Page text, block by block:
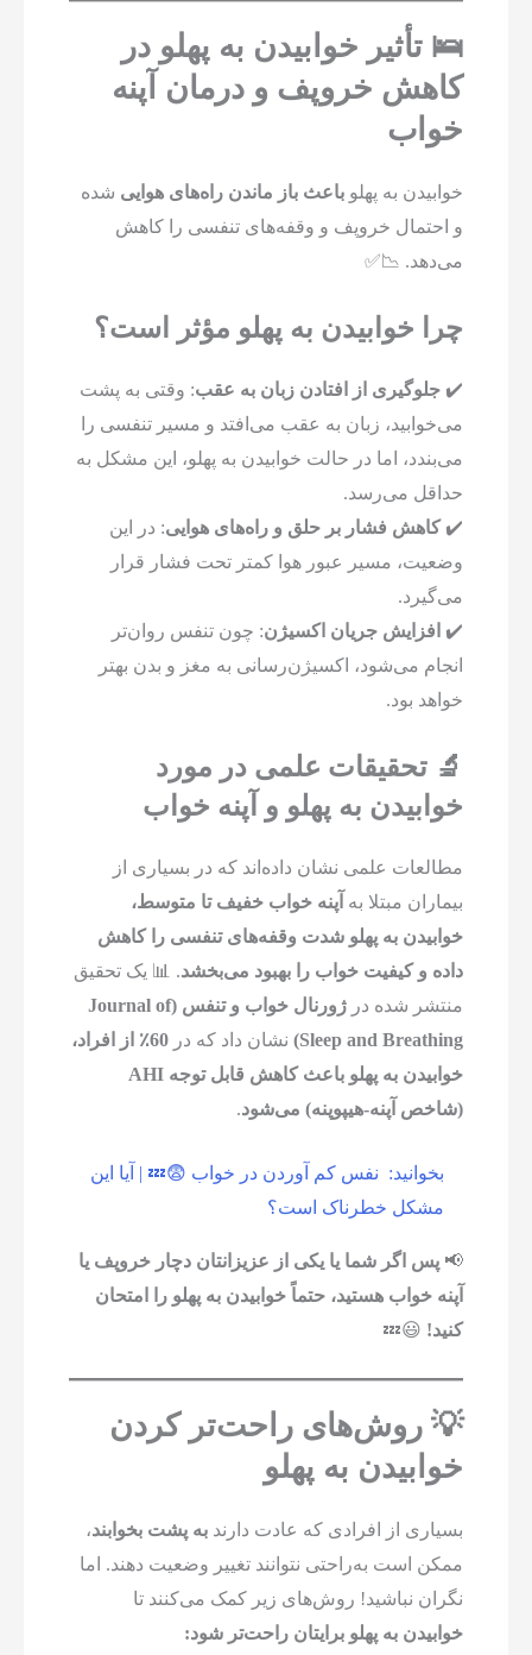
🛌 تأثیر خوابیدن به پهلو در
کاهش خروپف و درمان آپنه
خواب
خوابیدن به پهلوباعث باز ماندن راه‌های هوایی شده
و احتمال خروپف و وقفه‌های تنفسی را کاهش
می‌دهد. 📉✅
چرا خوابیدن به پهلو مؤثر است؟
✔️جلوگیری از افتادن زبان به عقب: وقتی به پشت
می‌خوابید، زبان به عقب می‌افتد و مسیر تنفسی را
می‌بندد، اما در حالت خوابیدن به پهلو، این مشکل به
حداقل می‌رسد.
✔️کاهش فشار بر حلق و راه‌های هوایی: در این
وضعیت، مسیر عبور هوا کمتر تحت فشار قرار
می‌گیرد.
✔️ افزایش جریان اکسیژن: چون تنفس روان‌تر
انجام می‌شود، اکسیژن‌رسانی به مغز و بدن بهتر
خواهد بود.
🔬 تحقیقات علمی در مورد
خوابیدن به پهلو و آپنه خواب
مطالعات علمی نشان داده‌اند که در بسیاری از
بیماران مبتلا به آپنه خواب خفیف تا متوسط،
خوابیدن به پهلو شدت وقفه‌های تنفسی را کاهش
داده و کیفیت خواب را بهبود می‌بخشد. 📊 یک تحقیق
منتشر شده در
ژورنال خواب و تنفس (Journal of
Sleep and Breathing) نشان داد که در
60٪ از افراد،
خوابیدن به پهلو باعث کاهش قابل توجه AHI
(شاخص آپنه-هیپوپنه) می‌شود.
بخوانید: نفس کم آوردن در خواب 😨💤 | آیا این
مشکل خطرناک است؟
📢پس اگر شما یا یکی از عزیزانتان دچار خروپف یا
آپنه خواب هستید، حتماً خوابیدن به پهلو را امتحان
کنید! 😃💤
💡 روش‌های راحت‌تر کردن
خوابیدن به پهلو
بسیاری از افرادی که عادت دارندبه پشت بخوابند،
ممکن است به‌راحتی نتوانند تغییر وضعیت دهند. اما
نگران نباشید! روش‌های زیر کمک می‌کنند تا
خوابیدن به پهلو برایتان راحت‌تر شود: